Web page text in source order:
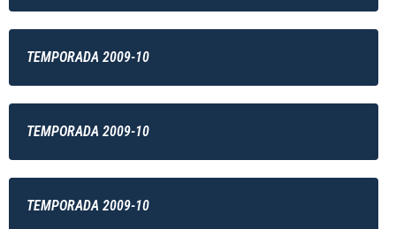
TEMPORADA 2009-10
TEMPORADA 2009-10
TEMPORADA 2009-10